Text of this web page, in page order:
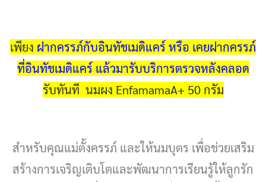
เพียง ฝากครรภ์กับอินทัชเมดิแคร์ หรือ เคยฝากครรภ์
ที่อินทัชเมดิแคร์ แล้วมารับบริการตรวจหลังคลอด
รับทันที นมผง EnfamamaA+ 50 กรัม
สำหรับคุณแม่ตั้งครรภ์ และให้นมบุตร เพื่อช่วยเสริม
สร้างการเจริญเติบโตและพัฒนาการเรียนรู้ให้ลูกรัก